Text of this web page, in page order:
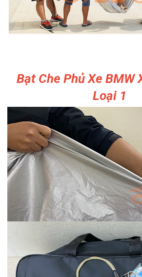
Bạt Che Phủ Xe BMW
Loại 1